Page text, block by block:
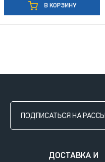
В КОРЗИНУ
ПОДПИСАТЬСЯ НА
ДОСТАВКА И